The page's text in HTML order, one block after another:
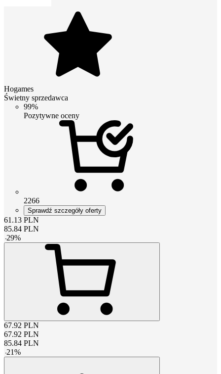
Hogames
Świetny sprzedawca
99%
Pozytywne oceny
2266
Sprawdź szczegóły oferty
61.13 PLN
85.84 PLN
-29%
67.92 PLN
67.92 PLN
85.84 PLN
-21%